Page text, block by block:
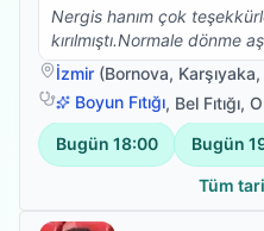
Nergis hanım çok
kırılmıştı.Normale dönme
oldunuz😊 Başarılarınızın
İzmir (Bornova, Karşıyaka,
Boyun Fıtığı, Bel Fıtığı,
Bugün 18:00 Bugün
Tüm